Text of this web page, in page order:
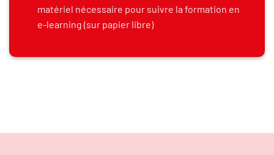
matériel nécessaire pour suivre la formation en
e-learning (sur papier libre)